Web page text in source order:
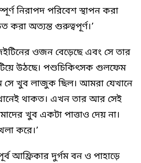
নিরাপদ পরিবেশ স্থাপন করা
করা অত্যন্ত গুরুত্বপূর্ণ।’
ওজন বেড়েছে এবং সে তার
উঠছে। পশুচিকিৎসক গুলফেম
সে খুব লাজুক ছিল। আমরা যেখানে
থাকত। এখন তার আর সেই
খুব একটা পাত্তাও দেয় না।
করে।’
আফ্রিকার দুর্গম বন ও পাহাড়ে